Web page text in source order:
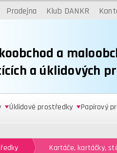
Prodejna Klub DANKR
a
a úklidových
Úklidové prostředky Papírový
Kartáče, kartáčky,